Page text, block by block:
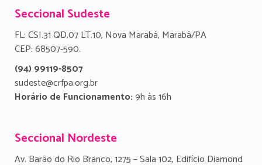
Seccional Sudeste
FL: CSI.31 QD.07 LT.10, Nova Marabá, Marabá/PA
CEP: 68507-590.
(94) 99119-8507
sudeste@crfpa.org.br
Horário de Funcionamento:9h às 16h
Seccional Nordeste
Av. Barão do Rio Branco, 1275 – Sala 102, Edifício Diamond